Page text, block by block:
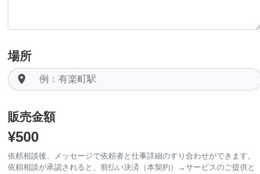
場所
room
販売金額
¥500
依頼相談後、メッセージで依頼者と仕事詳細のすり合わせができます。
依頼相談が承認されると、前払い決済（本契約）→サービスのご提供と